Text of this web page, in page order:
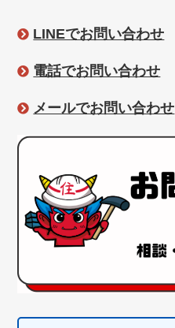
LINEでお問い合わせ
電話でお問い合わせ
メールでお問い合わせ